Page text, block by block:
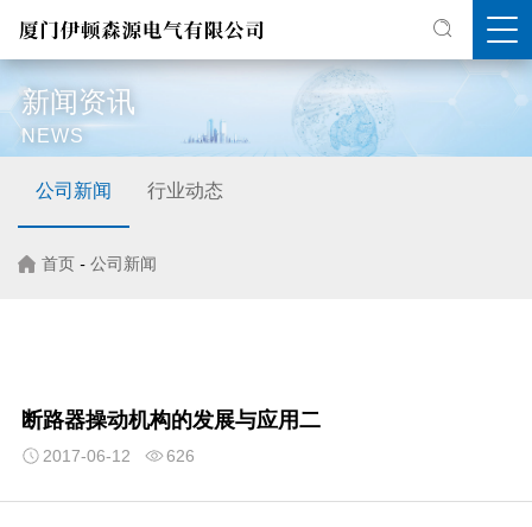
新闻资讯
NEWS
公司新闻 行业动态
首页 - 公司新闻
断路器操动机构的发展与应用二
2017-06-12 626